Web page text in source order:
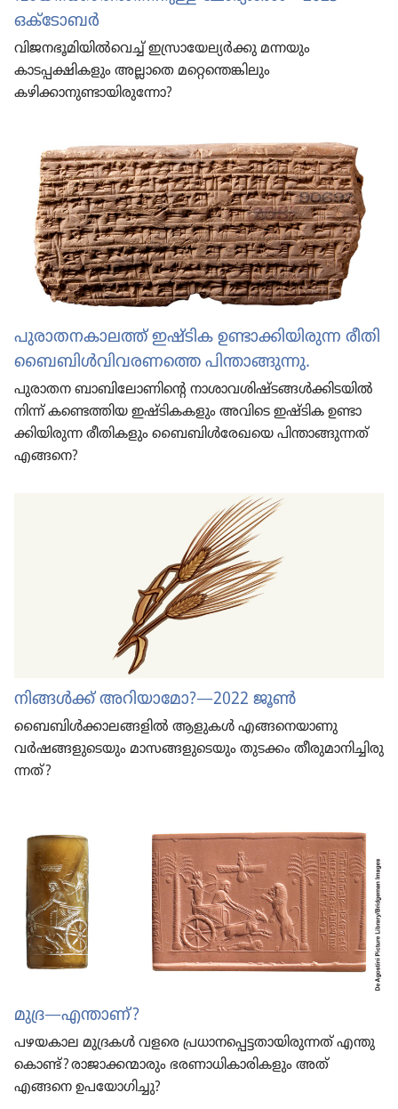
ഒക്‌ടോ​ബർ
വിജനഭൂമിയിൽവെച്ച്‌ ഇസ്രായേല്യർക്കു മന്നയും
കാടപ്പക്ഷികളും അല്ലാതെ മറ്റെന്തെങ്കിലും
കഴിക്കാനുണ്ടായിരുന്നോ?
പുരാ​തന​കാലത്ത്‌ ഇഷ്ടിക ഉണ്ടാ​ക്കിയി​രുന്ന രീതി
ബൈ​ബിൾവിവര​ണത്തെ പിന്താ​ങ്ങുന്നു.
പുരാതന ബാബി​ലോണി​ന്റെ നാശാ​വശി​ഷ്ട​ങ്ങൾ​ക്കിട​യിൽ​
നിന്ന്‌ കണ്ടെ​ത്തിയ ഇഷ്ടി​കകളും അവിടെ ഇഷ്ടിക ഉണ്ടാ​
ക്കിയി​രുന്ന രീതികളും ബൈ​ബിൾ​രേഖയെ പിന്താ​ങ്ങുന്നത്‌
എങ്ങനെ?
നിങ്ങൾക്ക്‌ അറിയാ​മോ?—2022 ജൂൺ
ബൈബിൾക്കാ​ല​ങ്ങ​ളിൽ ആളുകൾ എങ്ങനെ​യാ​ണു
വർഷങ്ങ​ളു​ടെ​യും മാസങ്ങ​ളു​ടെ​യും തുടക്കം തീരു​മാ​നി​ച്ചി​രു​
ന്നത്‌?
മുദ്ര—എന്താണ്‌?
പഴയകാല മുദ്രകൾ വളരെ പ്രധാ​ന​പ്പെ​ട്ട​താ​യി​രു​ന്നത്‌ എന്തു​
കൊണ്ട്‌? രാജാ​ക്ക​ന്മാ​രും ഭരണാ​ധി​കാ​രി​ക​ളും അത്‌
എങ്ങനെ ഉപയോ​ഗി​ച്ചു?